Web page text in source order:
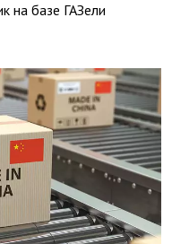
на базе ГАЗели